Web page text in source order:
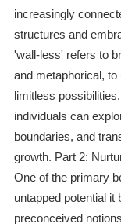
increasingly
structures and
'wall-less' refers to
and metaphorical,
limitless
individuals can
boundaries, and
growth. Part 2:
One of the primary
untapped potential
preconceived